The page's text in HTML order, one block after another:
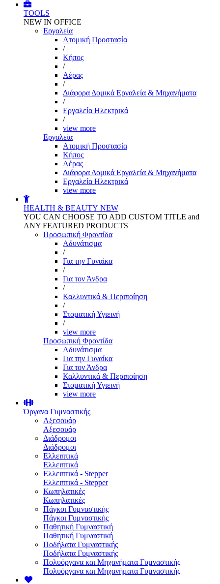
TOOLS
NEW IN OFFICE
Εργαλεία
Aτομική Προστασία
/
Kήπος
/
Αέρας
/
Διάφορα Δομικά Εργαλεία & Μηχανήματα
/
Εργαλεία Ηλεκτρικά
/
view more
Εργαλεία
Aτομική Προστασία
Kήπος
Αέρας
Διάφορα Δομικά Εργαλεία & Μηχανήματα
Εργαλεία Ηλεκτρικά
view more
HEALTH & BEAUTY NEW
YOU CAN CHOOSE TO ADD CUSTOM TITLE and
ANY FEATURED PRODUCTS
Προσωπική Φροντίδα
Αδυνάτισμα
/
Για την Γυναίκα
/
Για τον Άνδρα
/
Καλλυντικά & Περιποίηση
/
Στοματική Υγιεινή
/
view more
Προσωπική Φροντίδα
Αδυνάτισμα
Για την Γυναίκα
Για τον Άνδρα
Καλλυντικά & Περιποίηση
Στοματική Υγιεινή
view more
Όργανα Γυμναστικής
Αξεσουάρ
Αξεσουάρ
Διάδρομοι
Διάδρομοι
Ελλειπτικά
Ελλειπτικά
Ελλειπτικά - Stepper
Ελλειπτικά - Stepper
Κωπηλατικές
Κωπηλατικές
Πάγκοι Γυμναστικής
Πάγκοι Γυμναστικής
Παθητική Γυμναστική
Παθητική Γυμναστική
Ποδήλατα Γυμναστικής
Ποδήλατα Γυμναστικής
Πολυόργανα και Μηχανήματα Γυμναστικής
Πολυόργανα και Μηχανήματα Γυμναστικής